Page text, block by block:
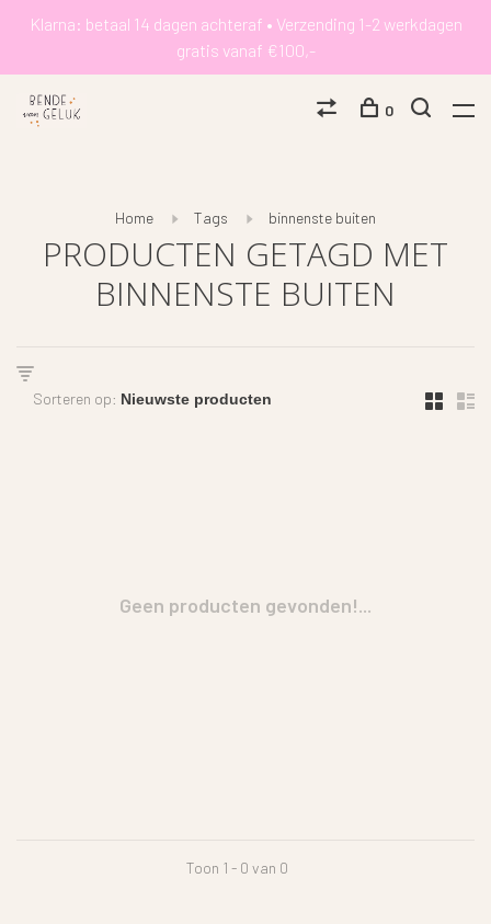
Klarna: betaal 14 dagen achteraf • Verzending 1-2 werkdagen
gratis vanaf €100,-
0
Home Tags binnenste buiten
PRODUCTEN GETAGD MET
BINNENSTE BUITEN
Sorteren op:
Geen producten gevonden!...
Toon 1 - 0 van 0